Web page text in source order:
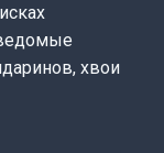
хвои